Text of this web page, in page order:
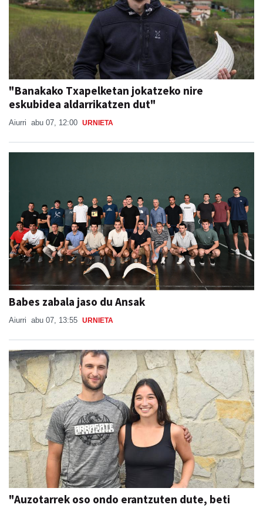
"Banakako Txapelketan jokatzeko nire
eskubidea aldarrikatzen dut"
Aiurri abu 07, 12:00 URNIETA
Babes zabala jaso du Ansak
Aiurri abu 07, 13:55 URNIETA
"Auzotarrek oso ondo erantzuten dute, beti